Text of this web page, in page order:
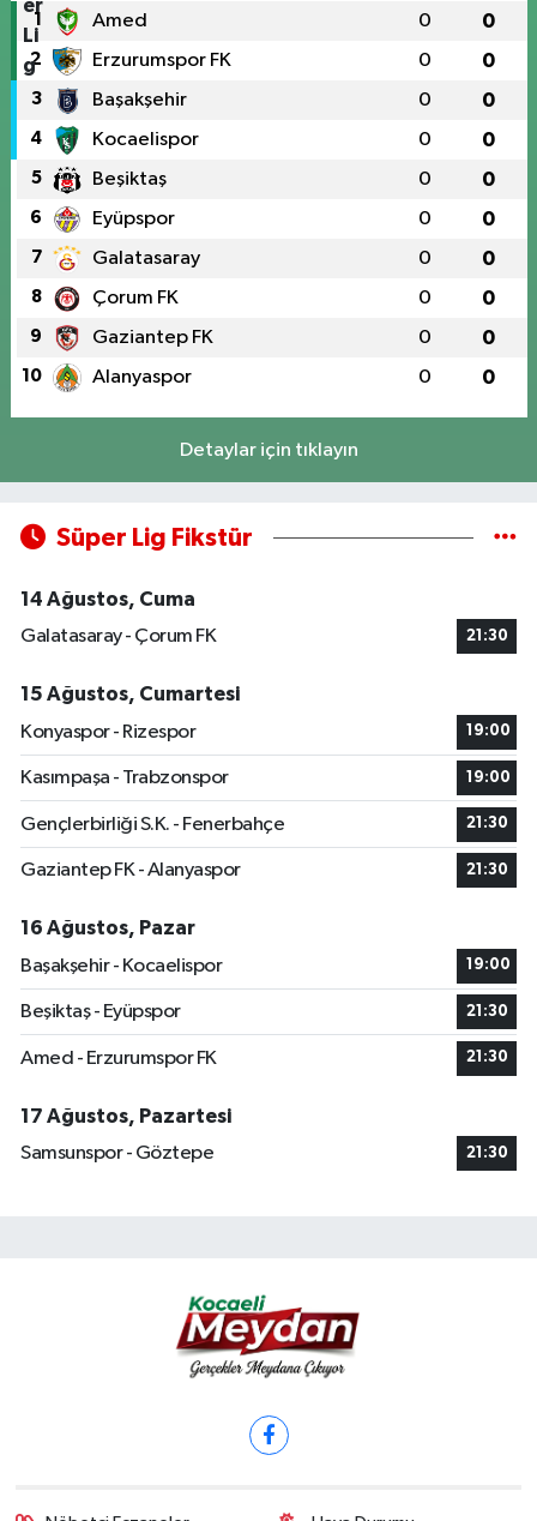
1 Amed 0 0
2 Erzurumspor FK 0 0
3 Başakşehir 0 0
4 Kocaelispor 0 0
5 Beşiktaş 0 0
6 Eyüpspor 0 0
7 Galatasaray 0 0
8 Çorum FK 0 0
9 Gaziantep FK 0 0
10 Alanyaspor 0 0
Detaylar için tıklayın
Süper Lig Fikstür
14 Ağustos, Cuma
Galatasaray - Çorum FK
21:30
15 Ağustos, Cumartesi
Konyaspor - Rizespor
19:00
Kasımpaşa - Trabzonspor 19:00
Gençlerbirliği S.K. - Fenerbahçe 21:30
Gaziantep FK - Alanyaspor 21:30
16 Ağustos, Pazar
Başakşehir - Kocaelispor
19:00
Beşiktaş - Eyüpspor 21:30
Amed - Erzurumspor FK 21:30
17 Ağustos, Pazartesi
Samsunspor - Göztepe
21:30